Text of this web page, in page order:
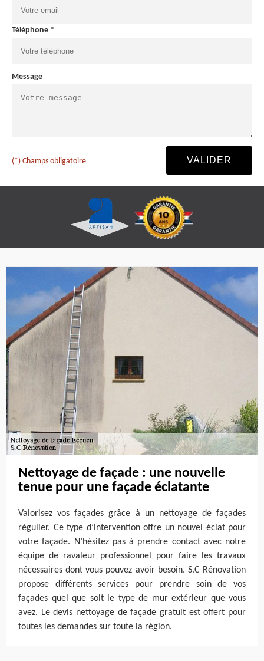
Téléphone *
Message
(*) Champs obligatoire
Nettoyage de façade : une nouvelle
tenue pour une façade éclatante
Valorisez vos façades grâce à un nettoyage de façades
régulier. Ce type d’intervention offre un nouvel éclat pour
votre façade. N’hésitez pas à prendre contact avec notre
équipe de ravaleur professionnel pour faire les travaux
nécessaires dont vous pouvez avoir besoin. S.C Rénovation
propose différents services pour prendre soin de vos
façades quel que soit le type de mur extérieur que vous
avez. Le devis nettoyage de façade gratuit est offert pour
toutes les demandes sur toute la région.